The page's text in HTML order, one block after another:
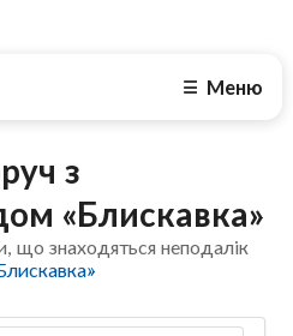
☰ Меню
з
«Блискавка»
що знаходяться неподалік